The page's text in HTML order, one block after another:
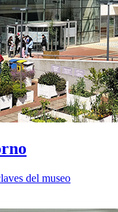
del museo